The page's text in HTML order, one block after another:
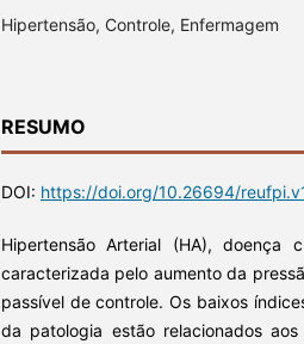
Hipertensão, Controle, Enfermagem
RESUMO
DOI: https://doi.org/10.26694/
Hipertensão Arterial (HA), doença
caracterizada pelo aumento da
passível de controle. Os baixos
da patologia estão relacionados